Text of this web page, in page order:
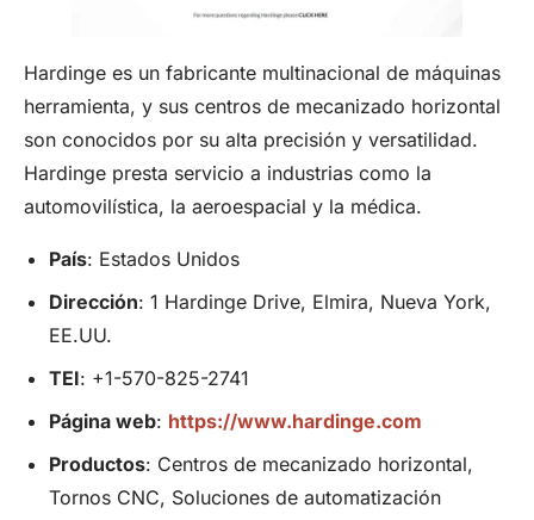
Hardinge es un fabricante multinacional de máquinas
herramienta, y sus centros de mecanizado horizontal
son conocidos por su alta precisión y versatilidad.
Hardinge presta servicio a industrias como la
automovilística, la aeroespacial y la médica.
País: Estados Unidos
Dirección: 1 Hardinge Drive, Elmira, Nueva York,
EE.UU.
TEI: +1-570-825-2741
Página web: https://www.hardinge.com
Productos: Centros de mecanizado horizontal,
Tornos CNC, Soluciones de automatización